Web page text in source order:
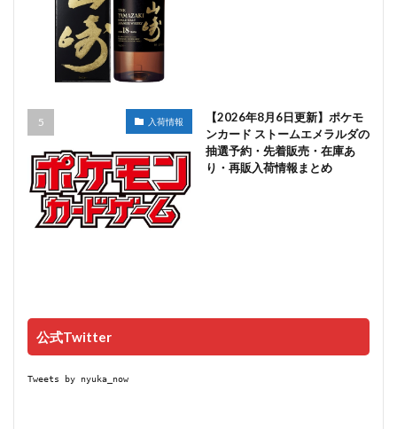
入荷情報
【2026年8月6日更新】ポケモ
ンカード ストームエメラルダの
抽選予約・先着販売・在庫あ
り・再販入荷情報まとめ
公式Twitter
Tweets by nyuka_now